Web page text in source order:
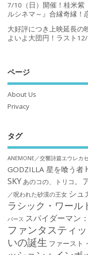
7/10（日）開催！桂米紫
ルシネマ～』合縁奇縁！
大好評につき上映延長の
よいよ大団円！ラスト
ページ
About Us
Privacy
タグ
ANEMONE／交響詩篇エウレ
GODZILLA 星を喰う者
SKYあのコの、トリコ。
／呪われた砂漠の王女 シュ
ラシック・ワール
バース スパイダーマン
ファンタスティ
いの誕生 ファースト